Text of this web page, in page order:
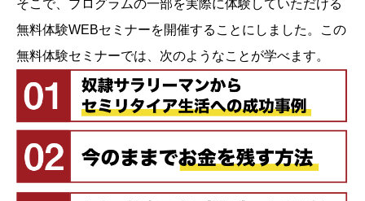
そこで、プログラムの一部を実際に体験していただける
無料体験WEBセミナーを開催することにしました。この
無料体験セミナーでは、次のようなことが学べます。